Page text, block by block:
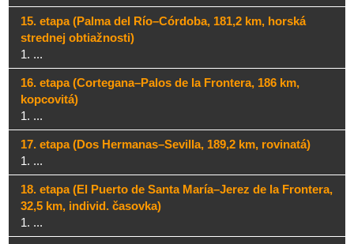
15. etapa (Palma del Río–Córdoba, 181,2 km, horská
strednej obtiažnosti)
1. ...
16. etapa (Cortegana–Palos de la Frontera, 186 km,
kopcovitá)
1. ...
17. etapa (Dos Hermanas–Sevilla, 189,2 km, rovinatá)
1. ...
18. etapa (El Puerto de Santa María–Jerez de la Frontera,
32,5 km, individ. časovka)
1. ...